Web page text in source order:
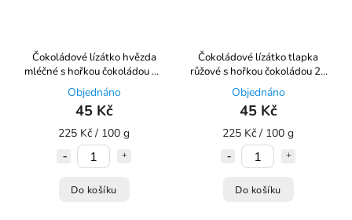
Čokoládové lízátko hvězda
mléčné s hořkou čokoládou 20
g Choco Bonté
Objednáno
45 Kč
225 Kč / 100 g
Do košíku
Čokoládové lízátko tlapka
růžové s hořkou čokoládou 20
g Choco Bonté
Objednáno
45 Kč
225 Kč / 100 g
Do košíku